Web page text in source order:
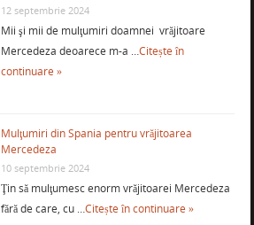
12 septembrie 2024
Mii şi mii de mulţumiri doamnei vrăjitoare
Mercedeza deoarece m-a …Citește în
continuare »
Mulţumiri din Spania pentru vrăjitoarea
Mercedeza
10 septembrie 2024
Ţin să mulţumesc enorm vrăjitoarei Mercedeza
fără de care, cu …Citește în continuare »